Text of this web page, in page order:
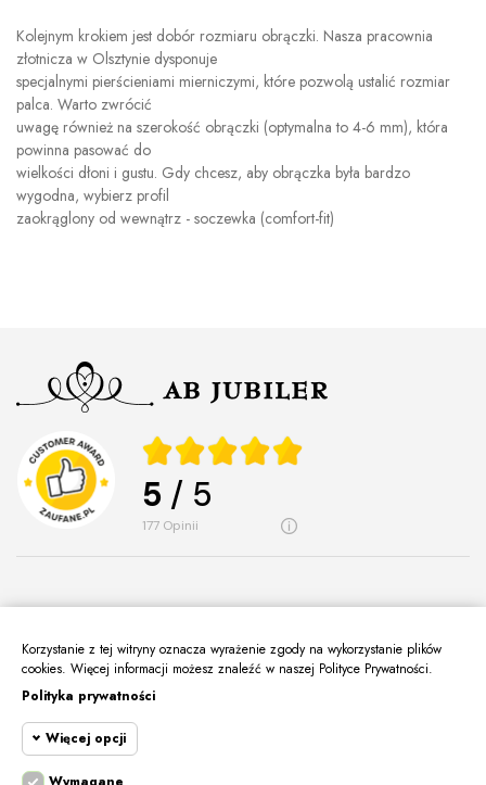
Kolejnym krokiem jest dobór rozmiaru obrączki. Nasza pracownia
złotnicza w Olsztynie dysponuje
specjalnymi pierścieniami mierniczymi, które pozwolą ustalić rozmiar
palca. Warto zwrócić
uwagę również na szerokość obrączki (optymalna to 4-6 mm), która
powinna pasować do
wielkości dłoni i gustu. Gdy chcesz, aby obrączka była bardzo
wygodna, wybierz profil
zaokrąglony od wewnątrz - soczewka (comfort-fit)
5 / 5
177 opinii
O Nas
Informacje
Moje Konto
Korzystanie z tej witryny oznacza wyrażenie zgody na wykorzystanie plików
cookies. Więcej informacji możesz znaleźć w naszej Polityce Prywatności.
Polityka prywatności
Więcej opcji